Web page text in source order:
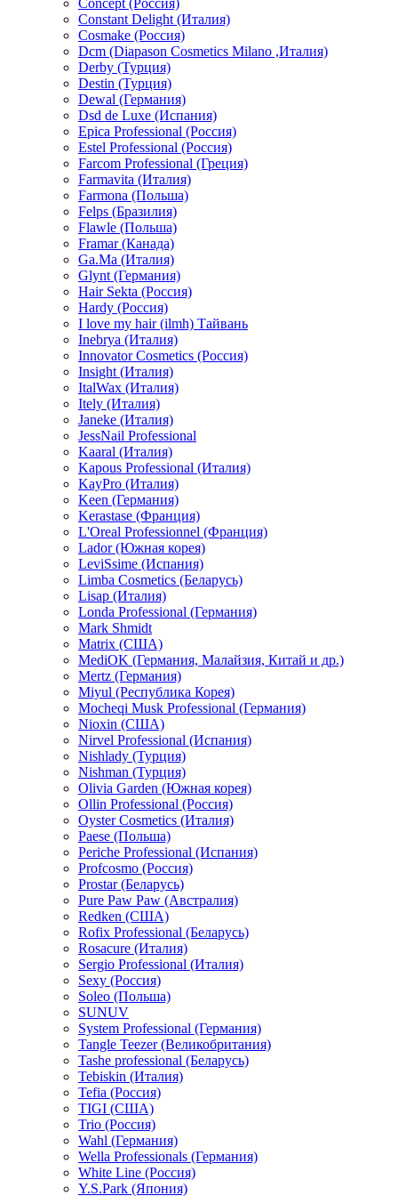
Concept (Россия)
Constant Delight (Италия)
Cosmake (Россия)
Dcm (Diapason Cosmetics Milano ,Италия)
Derby (Турция)
Destin (Турция)
Dewal (Германия)
Dsd de Luxe (Испания)
Epica Professional (Россия)
Estel Professional (Россия)
Farcom Professional (Греция)
Farmavita (Италия)
Farmona (Польша)
Felps (Бразилия)
Flawle (Польша)
Framar (Канада)
Ga.Ma (Италия)
Glynt (Германия)
Hair Sekta (Россия)
Hardy (Россия)
I love my hair (ilmh) Тайвань
Inebrya (Италия)
Innovator Cosmetics (Россия)
Insight (Италия)
ItalWax (Италия)
Itely (Италия)
Janeke (Италия)
JessNail Professional
Kaaral (Италия)
Kapous Professional (Италия)
KayPro (Италия)
Keen (Германия)
Kerastase (Франция)
L'Oreal Professionnel (Франция)
Lador (Южная корея)
LeviSsime (Испания)
Limba Cosmetics (Беларусь)
Lisap (Италия)
Londa Professional (Германия)
Mark Shmidt
Matrix (США)
MediOK (Германия, Малайзия, Китай и др.)
Mertz (Германия)
Miyul (Республика Корея)
Mocheqi Musk Professional (Германия)
Nioxin (США)
Nirvel Professional (Испания)
Nishlady (Турция)
Nishman (Турция)
Olivia Garden (Южная корея)
Ollin Professional (Россия)
Oyster Cosmetics (Италия)
Paese (Польша)
Periche Professional (Испания)
Profcosmo (Россия)
Prostar (Беларусь)
Pure Paw Paw (Австралия)
Redken (США)
Rofix Professional (Беларусь)
Rosacure (Италия)
Sergio Professional (Италия)
Sexy (Россия)
Soleo (Польша)
SUNUV
System Professional (Германия)
Tangle Teezer (Великобритания)
Tashe professional (Беларусь)
Tebiskin (Италия)
Tefia (Россия)
TIGI (США)
Trio (Россия)
Wahl (Германия)
Wella Professionals (Германия)
White Line (Россия)
Y.S.Park (Япония)